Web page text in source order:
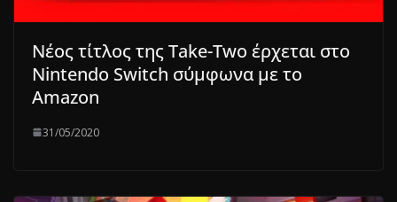
Νέος τίτλος της Take-Two έρχεται στο
Nintendo Switch σύμφωνα με το
Amazon
31/05/2020